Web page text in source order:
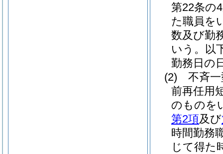
第22条の
た職員を
数及び勤
いう。以
勤務日の
(2)
不斉
前再任用
のものを
第2項及び
時間勤務
じて得た